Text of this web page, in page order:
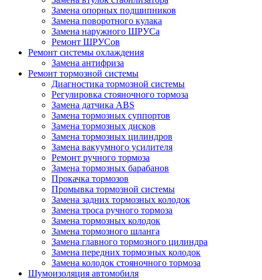
Замена опорных подшипников
Замена поворотного кулака
Замена наружного ШРУСа
Ремонт ШРУСов
Ремонт системы охлаждения
Замена антифриза
Ремонт тормозной системы
Диагностика тормозной системы
Регулировка стояночного тормоза
Замена датчика ABS
Замена тормозных суппортов
Замена тормозных дисков
Замена тормозных цилиндров
Замена вакуумного усилителя
Ремонт ручного тормоза
Замена тормозных барабанов
Прокачка тормозов
Промывка тормозной системы
Замена задних тормозных колодок
Замена троса ручного тормоза
Замена тормозных колодок
Замена тормозного шланга
Замена главного тормозного цилиндра
Замена передних тормозных колодок
Замена колодок стояночного тормоза
Шумоизоляция автомобиля